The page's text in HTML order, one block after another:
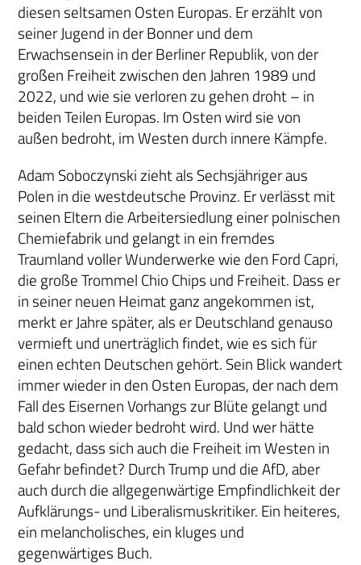
diesen seltsamen Osten Europas. Er erzählt von
seiner Jugend in der Bonner und dem
Erwachsensein in der Berliner Republik, von der
großen Freiheit zwischen den Jahren 1989 und
2022, und wie sie verloren zu gehen droht – in
beiden Teilen Europas. Im Osten wird sie von
außen bedroht, im Westen durch innere Kämpfe.
Adam Soboczynski zieht als Sechsjähriger aus
Polen in die westdeutsche Provinz. Er verlässt mit
seinen Eltern die Arbeitersiedlung einer polnischen
Chemiefabrik und gelangt in ein fremdes
Traumland voller Wunderwerke wie den Ford Capri,
die große Trommel Chio Chips und Freiheit. Dass er
in seiner neuen Heimat ganz angekommen ist,
merkt er Jahre später, als er Deutschland genauso
vermieft und unerträglich findet, wie es sich für
einen echten Deutschen gehört. Sein Blick wandert
immer wieder in den Osten Europas, der nach dem
Fall des Eisernen Vorhangs zur Blüte gelangt und
bald schon wieder bedroht wird. Und wer hätte
gedacht, dass sich auch die Freiheit im Westen in
Gefahr befindet? Durch Trump und die AfD, aber
auch durch die allgegenwärtige Empfindlichkeit der
Aufklärungs- und Liberalismuskritiker. Ein heiteres,
ein melancholisches, ein kluges und
gegenwärtiges Buch.